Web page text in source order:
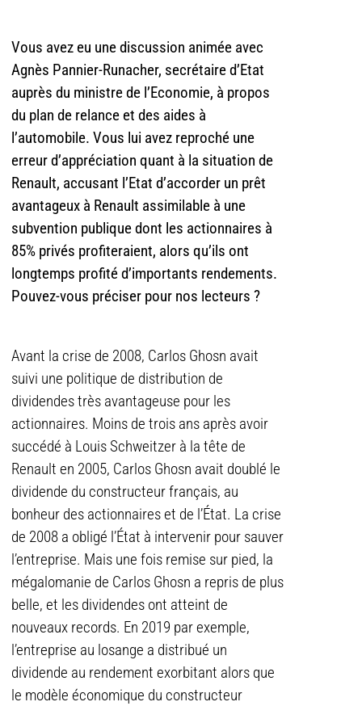
Vous avez eu une discussion animée avec
Agnès Pannier-Runacher, secrétaire d’Etat
auprès du ministre de l’Economie, à propos
du plan de relance et des aides à
l’automobile. Vous lui avez reproché une
erreur d’appréciation quant à la situation de
Renault, accusant l’Etat d’accorder un prêt
avantageux à Renault assimilable à une
subvention publique dont les actionnaires à
85% privés profiteraient, alors qu’ils ont
longtemps profité d’importants rendements.
Pouvez-vous préciser pour nos lecteurs ?
Avant la crise de 2008, Carlos Ghosn avait
suivi une politique de distribution de
dividendes très avantageuse pour les
actionnaires. Moins de trois ans après avoir
succédé à Louis Schweitzer à la tête de
Renault en 2005, Carlos Ghosn avait doublé le
dividende du constructeur français, au
bonheur des actionnaires et de l’État. La crise
de 2008 a obligé l’État à intervenir pour sauver
l’entreprise. Mais une fois remise sur pied, la
mégalomanie de Carlos Ghosn a repris de plus
belle, et les dividendes ont atteint de
nouveaux records. En 2019 par exemple,
l’entreprise au losange a distribué un
dividende au rendement exorbitant alors que
le modèle économique du constructeur